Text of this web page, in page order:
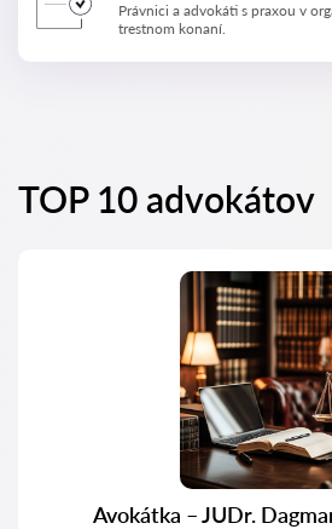
Právnici a advokáti s praxou v
trestnom konaní.
TOP 10 advokátov
Avokátka – JUDr.